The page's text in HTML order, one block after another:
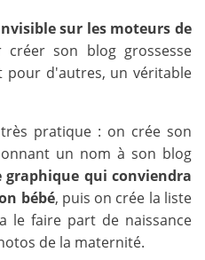
sur les moteurs de
son blog grossesse
pour d'autres, un véritable
pratique : on crée son
un nom à son blog
qui conviendra
bébé, puis on crée la liste
le faire part de naissance
de la maternité.